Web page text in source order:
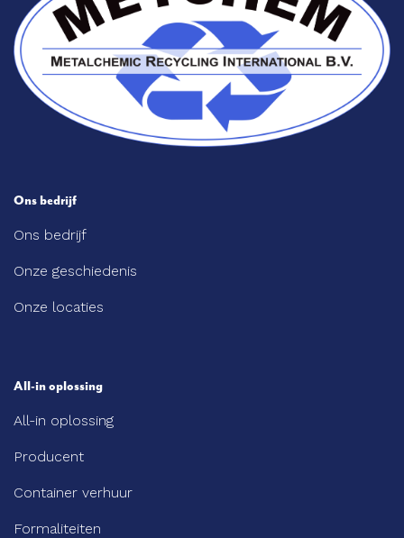
Ons bedrijf
Ons bedrijf
Onze geschiedenis
Onze locaties
All-in oplossing
All-in oplossing
Producent
Container verhuur
Formaliteiten